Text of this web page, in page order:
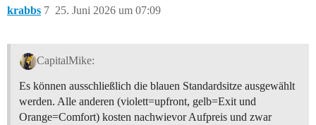
krabbs 25. Juni 2026 um 07:09
7
CapitalMike:
Es können ausschließlich die blauen Standardsitze ausgewählt
werden. Alle anderen (violett=upfront, gelb=Exit und
Orange=Comfort) kosten nachwievor Aufpreis und zwar